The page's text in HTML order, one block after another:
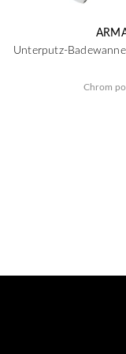
Unterputz-
Chrom